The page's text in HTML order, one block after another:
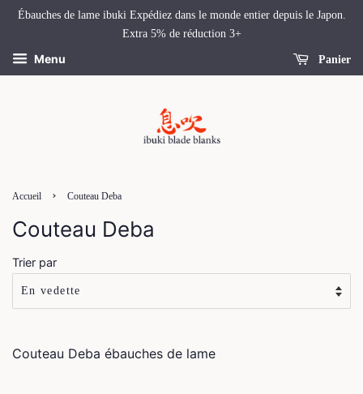
Ébauches de lame ibuki Expédiez dans le monde entier depuis le Japon.
Extra 5% de réduction 3+
Menu Panier
Accueil › Couteau Deba
Couteau Deba
Trier par
Couteau Deba ébauches de lame